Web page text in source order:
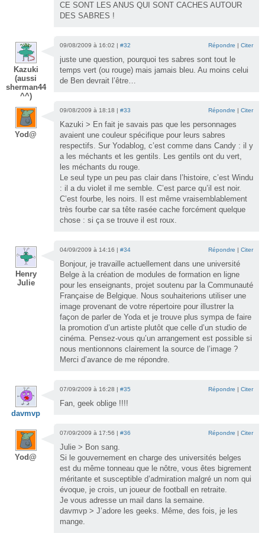
CE SONT LES ANUS QUI SONT CACHES AUTOUR
DES SABRES !
Kazuki
(aussi
sherman44
^^)
09/08/2009 à 16:02 | #32 Répondre | Citer
juste une question, pourquoi tes sabres sont tout le
temps vert (ou rouge) mais jamais bleu. Au moins celui
de Ben devrait l’être…
Yod@
09/08/2009 à 18:18 | #33 Répondre | Citer
Kazuki > En fait je savais pas que les personnages
avaient une couleur spécifique pour leurs sabres
respectifs. Sur Yodablog, c’est comme dans Candy : il y
a les méchants et les gentils. Les gentils ont du vert,
les méchants du rouge.
Le seul type un peu pas clair dans l’histoire, c’est Windu
: il a du violet il me semble. C’est parce qu’il est noir.
C’est fourbe, les noirs. Il est même vraisemblablement
très fourbe car sa tête rasée cache forcément quelque
chose : si ça se trouve il est roux.
Henry
Julie
04/09/2009 à 14:16 | #34 Répondre | Citer
Bonjour, je travaille actuellement dans une université
Belge à la création de modules de formation en ligne
pour les enseignants, projet soutenu par la Communauté
Française de Belgique. Nous souhaiterions utiliser une
image provenant de votre répertoire pour illustrer la
façon de parler de Yoda et je trouve plus sympa de faire
la promotion d’un artiste plutôt que celle d’un studio de
cinéma. Pensez-vous qu’un arrangement est possible si
nous mentionnons clairement la source de l’image ?
Merci d’avance de me répondre.
davmvp
07/09/2009 à 16:28 | #35 Répondre | Citer
Fan, geek oblige !!!!
Yod@
07/09/2009 à 17:56 | #36 Répondre | Citer
Julie > Bon sang.
Si le gouvernement en charge des universités belges
est du même tonneau que le nôtre, vous êtes bigrement
méritante et susceptible d’admiration malgré un nom qui
évoque, je crois, un joueur de football en retraite.
Je vous adresse un mail dans la semaine.
davmvp > J’adore les geeks. Même, des fois, je les
mange.